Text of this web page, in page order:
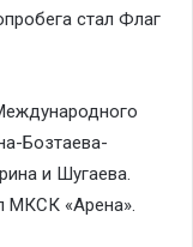
стал Флаг
Бозтаева-
и Шугаева.
МКСК «Арена».